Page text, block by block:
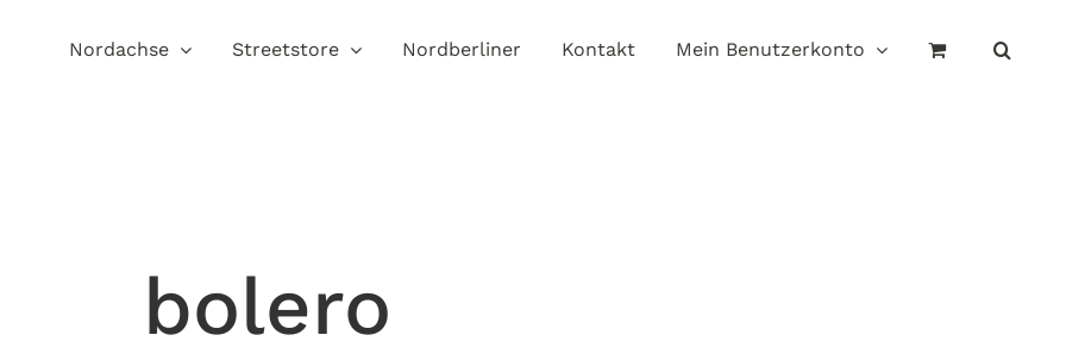
Nordachse Streetstore Nordberliner Kontakt Mein Benutzerkonto
bolero